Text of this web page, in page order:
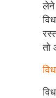
लेने
तो